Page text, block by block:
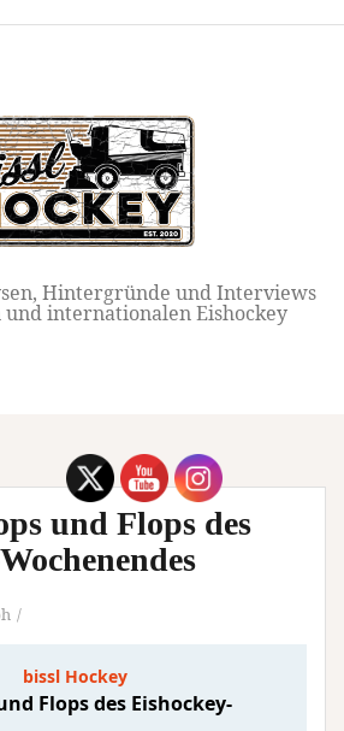
Hintergründe und Interviews
und internationalen Eishockey
und Flops des